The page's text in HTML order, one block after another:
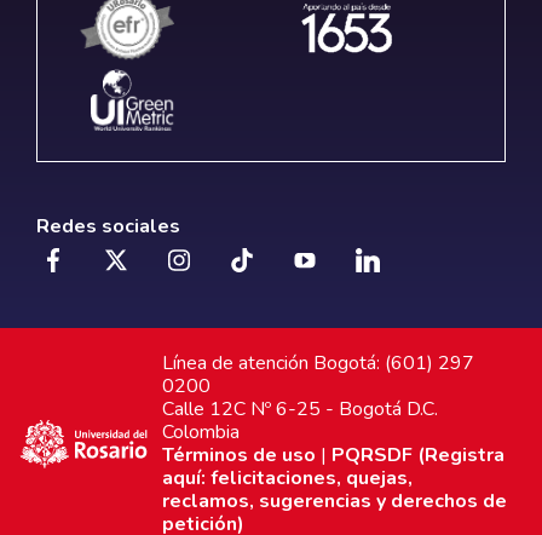
Redes sociales
Línea de atención Bogotá: (601) 297
0200
Calle 12C Nº 6-25 - Bogotá D.C.
Colombia
Términos de uso | PQRSDF (Registra
aquí: felicitaciones, quejas,
reclamos, sugerencias y derechos de
petición)